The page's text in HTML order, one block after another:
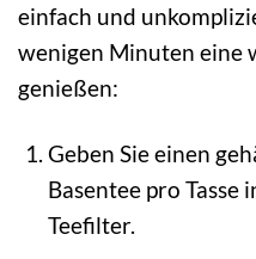
einfach und
wenigen Minuten eine
genießen:
Geben Sie einen
Basentee pro Tasse
Teefilter.